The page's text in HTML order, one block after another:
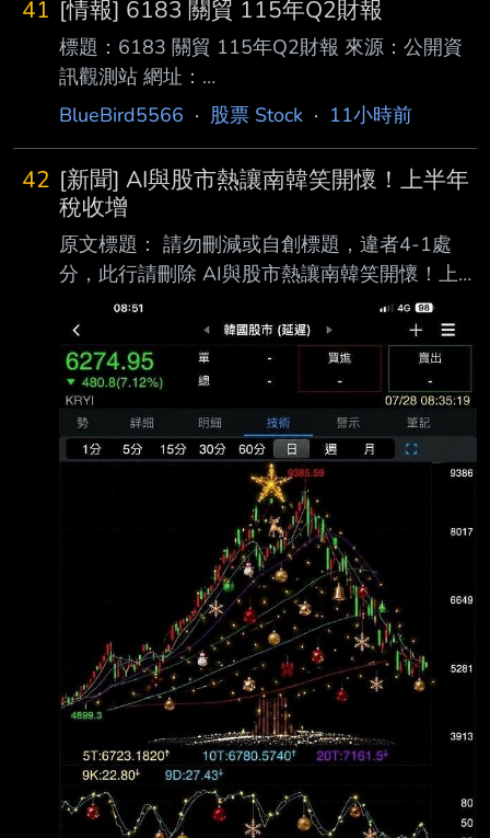
41 [情報] 6183 關貿 115年Q2財報
標題：6183 關貿 115年Q2財報 來源：公開資
訊觀測站 網址：
https://mopsov.twse.com.tw/mops/web/t05sr01
期:115/08/06 2.審計委員會通過日期:115/08/06
3.財務報告或年度自結財務資訊報導期間 起訖日
期
(XXX/XX/XX~XXX/XX/XX):115/01/01~115/06/
30 4.1月1日累計至本期止營業收入(仟
元):1359348 5.1月1日累計至本期止營業毛利
(毛損) (仟元):6
BlueBird5566 · 股票 Stock · 11小時前
42 [新聞] AI與股市熱讓南韓笑開懷！上半年
稅收增
原文標題： 請勿刪減或自創標題，違者4-1處
分，此行請刪除 AI與股市熱讓南韓笑開懷！上
半年稅收增長17.4%，三星、SK海力士和散戶成
國庫金雞母 原文連結： 網址超過一行，請用縮
網址，連結不能點擊者板規 1-2-2 處分。
https://www.storm.mg/article/11154610 發布
時間： 請勿張貼超過3天新聞 8/6 記者署名： 原
文內容： 隨著人工智慧（AI）帶動全球半導體
景氣強勁復甦，國內擁有兩大記憶體供應商的南
韓， 其政府財政也隨之迎來久違的巨大紅利。
在企業獲利暴增、薪資成長